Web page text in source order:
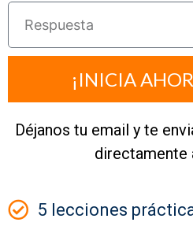
¡INICIA
Déjanos tu email y te
directamente
5 lecciones